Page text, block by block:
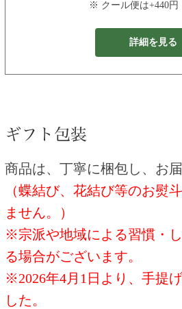
※ クール便は+440円
詳細を見る
商品は、丁寧に梱包し、お
（蝶結び、花結び等のお熨
ません。）
※宗派や地域による習慣・
る場合がございます。
※2026年4月1日より、手提
した。